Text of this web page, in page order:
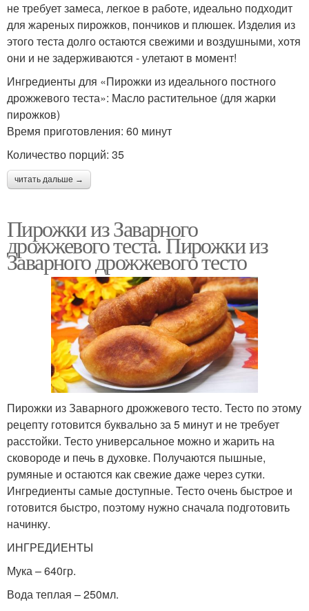
не требует замеса, легкое в работе, идеально подходит
для жареных пирожков, пончиков и плюшек. Изделия из
этого теста долго остаются свежими и воздушными, хотя
они и не задерживаются - улетают в момент!
Ингредиенты для «Пирожки из идеального постного
дрожжевого теста»: Масло растительное (для жарки
пирожков)
Время приготовления: 60 минут
Количество порций: 35
читать дальше →
Пирожки из Заварного
дрожжевого теста. Пирожки из
Заварного дрожжевого тесто
Пирожки из Заварного дрожжевого тесто. Тесто по этому
рецепту готовится буквально за 5 минут и не требует
расстойки. Тесто универсальное можно и жарить на
сковороде и печь в духовке. Получаются пышные,
румяные и остаются как свежие даже через сутки.
Ингредиенты самые доступные. Тесто очень быстрое и
готовится быстро, поэтому нужно сначала подготовить
начинку.
ИНГРЕДИЕНТЫ
Мука – 640гр.
Вода теплая – 250мл.